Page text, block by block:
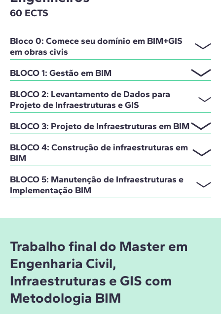
60 ECTS
Bloco 0: Comece seu domínio em BIM+GIS
em obras civis
BLOCO 1: Gestão em BIM
BLOCO 2: Levantamento de Dados para
Projeto de Infraestruturas e GIS
BLOCO 3: Projeto de Infraestruturas em BIM
BLOCO 4: Construção de infraestruturas em
BIM
BLOCO 5: Manutenção de Infraestruturas e
Implementação BIM
Trabalho final do Master em
Engenharia Civil,
Infraestruturas e GIS com
Metodologia BIM